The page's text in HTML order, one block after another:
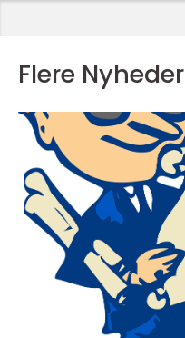
Flere Nyheder